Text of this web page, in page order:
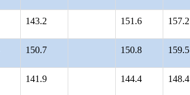
143.2 151.6 157.2
150.7 150.8 159.5
141.9 144.4 148.4